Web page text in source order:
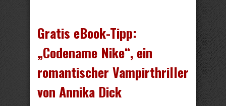
Gratis eBook-Tipp:
„Codename Nike“, ein
romantischer Vampirthriller
von Annika Dick